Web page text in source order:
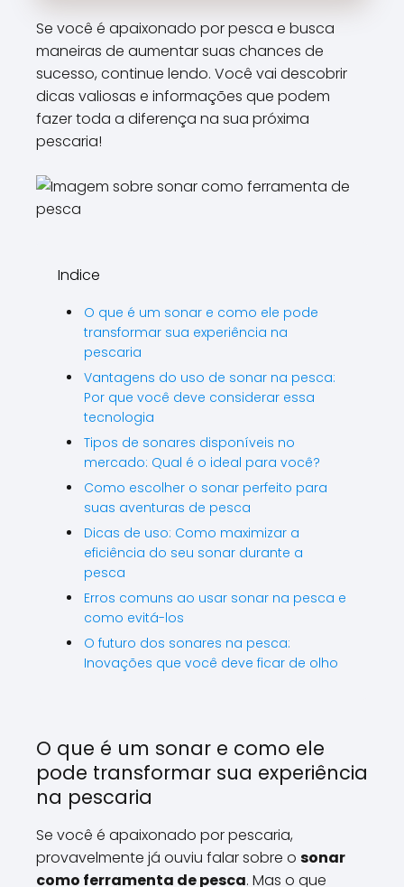
Se você é apaixonado por pesca e busca
maneiras de aumentar suas chances de
sucesso, continue lendo. Você vai descobrir
dicas valiosas e informações que podem
fazer toda a diferença na sua próxima
pescaria!
Indice
O que é um sonar e como ele pode
transformar sua experiência na
pescaria
Vantagens do uso de sonar na pesca:
Por que você deve considerar essa
tecnologia
Tipos de sonares disponíveis no
mercado: Qual é o ideal para você?
Como escolher o sonar perfeito para
suas aventuras de pesca
Dicas de uso: Como maximizar a
eficiência do seu sonar durante a
pesca
Erros comuns ao usar sonar na pesca e
como evitá-los
O futuro dos sonares na pesca:
Inovações que você deve ficar de olho
O que é um sonar e como ele
pode transformar sua experiência
na pescaria
Se você é apaixonado por pescaria,
provavelmente já ouviu falar sobre o sonar
como ferramenta de pesca. Mas o que